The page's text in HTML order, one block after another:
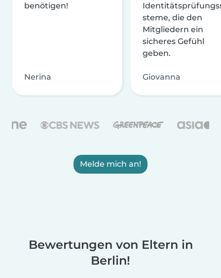
benötigen!
Nerina
steme, die den
Mitgliedern ein
sicheres Gefühl
geben.
Giovanna
Melde mich an!
Bewertungen von Eltern in
Berlin!